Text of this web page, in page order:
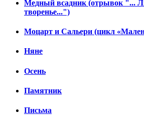
Медный всадник (отрывок "...
творенье...")
Моцарт и Сальери (цикл
Няне
Осень
Памятник
Письма